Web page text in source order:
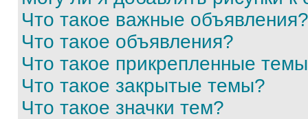
Что такое важные объявления?
Что такое объявления?
Что такое прикрепленные
Что такое закрытые темы?
Что такое значки тем?